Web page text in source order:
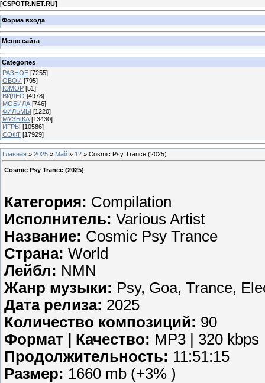
[CSPOTR.NET.RU]
Форма входа
Меню сайта
Categories
РАЗНОЕ [7255]
ОБОИ [795]
ЮМОР [51]
ВИДЕО [4978]
МОБИЛА [746]
ФИЛЬМЫ [1220]
МУЗЫКА [13430]
ИГРЫ [10586]
СОФТ [17929]
Главная » 2025 » Май » 12 » Cosmic Psy Trance (2025)
Cosmic Psy Trance (2025)
Категория: Compilation
Исполнитель: Various Artist
Название: Cosmic Psy Trance
Страна: World
Лейбл: NMN
Жанр музыки: Psy, Goa, Trance,
Дата релиза: 2025
Количество композиций: 90
Формат | Качество: MP3 | 320 kbps
Продолжительность: 11:51:15
Размер: 1660 mb (+3% )